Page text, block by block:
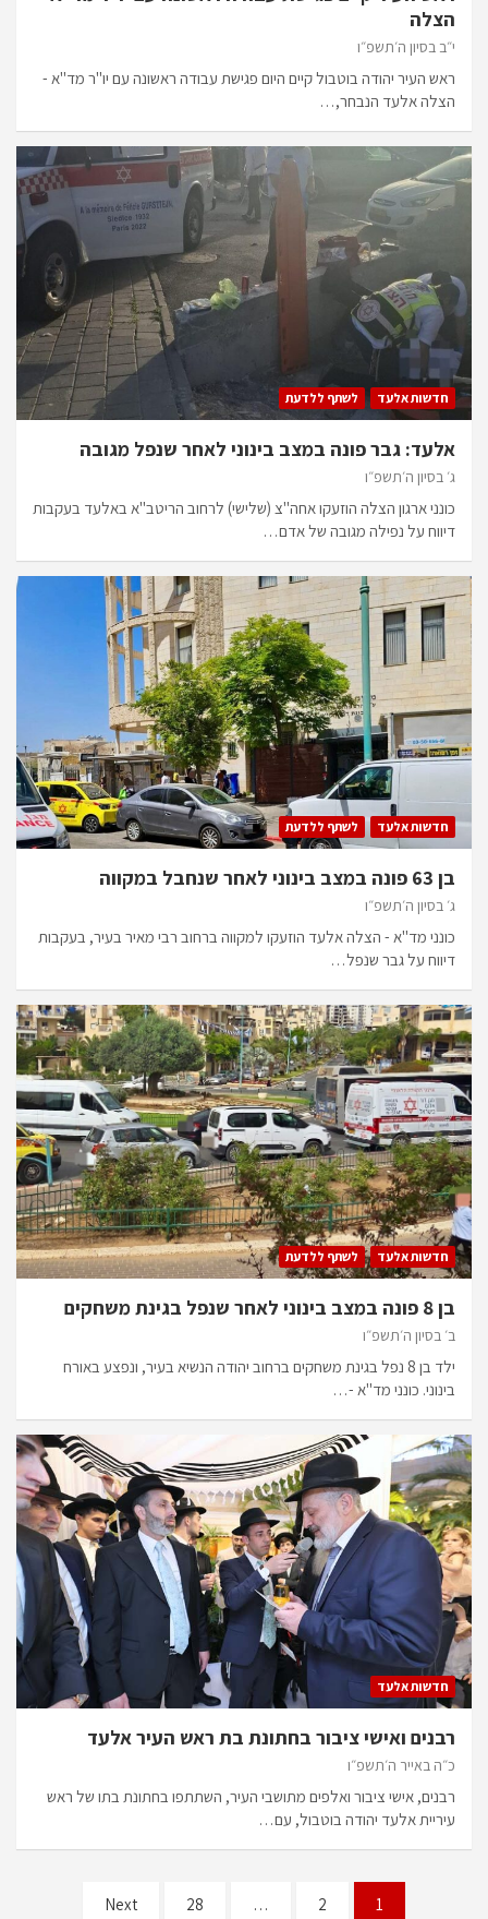
הצלה
י״ב בסיון ה׳תשפ״ו
ראש העיר יהודה בוטבול קיים היום פגישת עבודה ראשונה עם יו"ר מד"א -
הצלה אלעד הנבחר,…
חדשות אלעד לשתף ללדעת
אלעד: גבר פונה במצב בינוני לאחר שנפל מגובה
ג׳ בסיון ה׳תשפ״ו
כונני ארגון הצלה הוזעקו אחה"צ (שלישי) לרחוב הריטב"א באלעד בעקבות
דיווח על נפילה מגובה של אדם…
חדשות אלעד לשתף ללדעת
בן 63 פונה במצב בינוני לאחר שנחבל במקווה
ג׳ בסיון ה׳תשפ״ו
כונני מד"א - הצלה אלעד הוזעקו למקווה ברחוב רבי מאיר בעיר, בעקבות
דיווח על גבר שנפל…
חדשות אלעד לשתף ללדעת
בן 8 פונה במצב בינוני לאחר שנפל בגינת משחקים
ב׳ בסיון ה׳תשפ״ו
ילד בן 8 נפל בגינת משחקים ברחוב יהודה הנשיא בעיר, ונפצע באורח
בינוני. כונני מד"א -…
חדשות אלעד
רבנים ואישי ציבור בחתונת בת ראש העיר אלעד
כ״ה באייר ה׳תשפ״ו
רבנים, אישי ציבור ואלפים מתושבי העיר, השתתפו בחתונת בתו של ראש
עיריית אלעד יהודה בוטבול, עם…
1
2
…
28
Next